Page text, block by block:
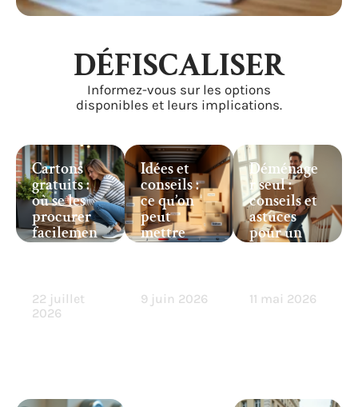
DÉFISCALISER
Informez-vous sur les options
disponibles et leurs implications.
Cartons
gratuits :
où se les
procurer
facilemen
t pour
22 juillet
2026
Idées et
conseils :
ce qu’on
peut
mettre
dans un
9 juin 2026
Déménage
r seul :
conseils et
astuces
pour un
déménage
11 mai 2026